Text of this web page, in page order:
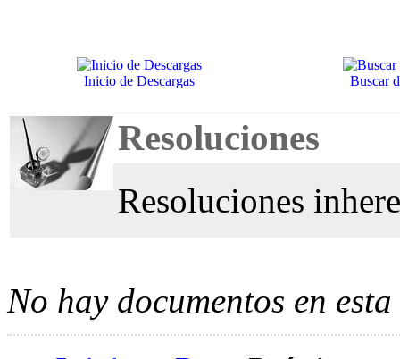
Inicio de Descargas Buscar
Resoluciones
Resoluciones
No hay documentos en